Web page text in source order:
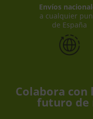
Envíos
a cualquier
de España
Colabora con
futuro de